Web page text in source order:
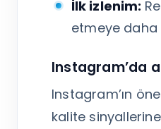
İlk izlenim:
etmeye daha
Instagram’da
Instagram’ın
kalite